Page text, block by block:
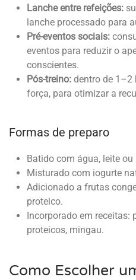
Lanche entre refeições:
lanche processado para
Pré-eventos sociais:
eventos para reduzir o
conscientes.
Pós-treino: dentro de 1–2
força, para otimizar a
Formas de preparo
Batido com água, leite ou
Misturado com iogurte
Adicionado a frutas
proteico.
Incorporado em receitas:
proteicos, mingau.
Como Escolher